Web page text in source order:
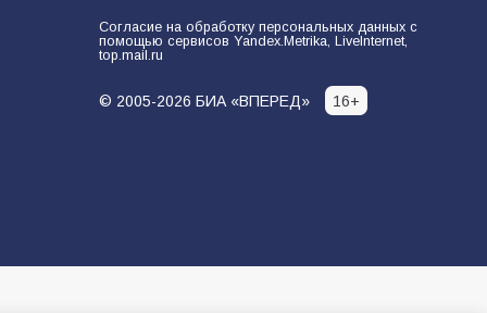
Согласие на обработку персональных данных с
помощью сервисов Yandex.Metrika, LiveInternet,
top.mail.ru
© 2005-2026 БИА «ВПЕРЕД» 16+